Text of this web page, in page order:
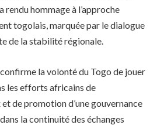
rendu hommage à l’approche
togolais, marquée par le dialogue
de la stabilité régionale.
la volonté du Togo de jouer
les efforts africains de
de promotion d’une gouvernance
la continuité des échanges